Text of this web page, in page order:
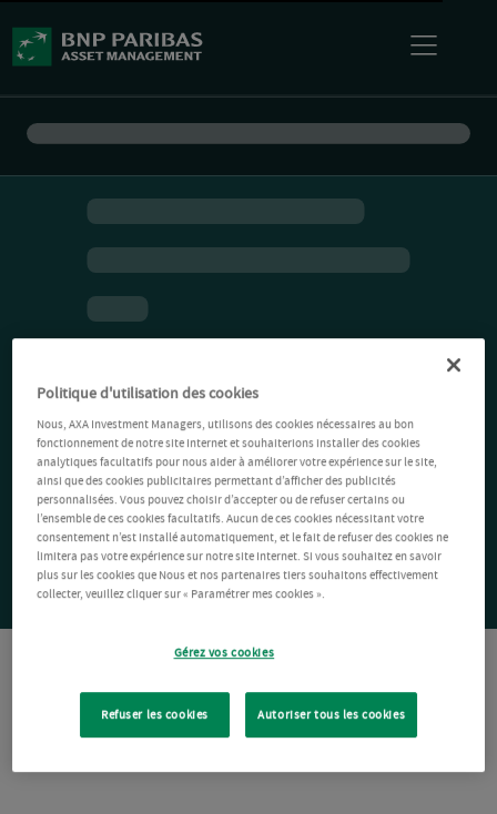
Politique d'utilisation des cookies
Nous, AXA Investment Managers, utilisons des cookies nécessaires au bon
fonctionnement de notre site Internet et souhaiterions installer des cookies
analytiques facultatifs pour nous aider à améliorer votre expérience sur le site,
ainsi que des cookies publicitaires permettant d’afficher des publicités
personnalisées. Vous pouvez choisir d’accepter ou de refuser certains ou
l’ensemble de ces cookies facultatifs. Aucun de ces cookies nécessitant votre
consentement n’est installé automatiquement, et le fait de refuser des cookies ne
limitera pas votre expérience sur notre site Internet. Si vous souhaitez en savoir
plus sur les cookies que Nous et nos partenaires tiers souhaitons effectivement
collecter, veuillez cliquer sur « Paramétrer mes cookies ».
Gérez vos cookies
Refuser les cookies Autoriser tous les cookies